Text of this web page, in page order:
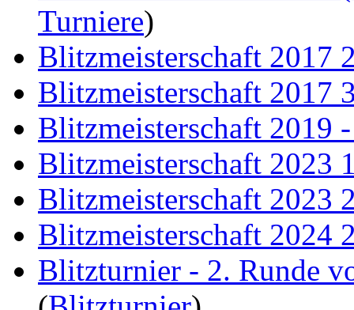
Turniere)
Blitzmeisterschaft 2017
Blitzmeisterschaft 2017
Blitzmeisterschaft 2019
Blitzmeisterschaft 2023
Blitzmeisterschaft 2023
Blitzmeisterschaft 2024
Blitzturnier - 2. Runde